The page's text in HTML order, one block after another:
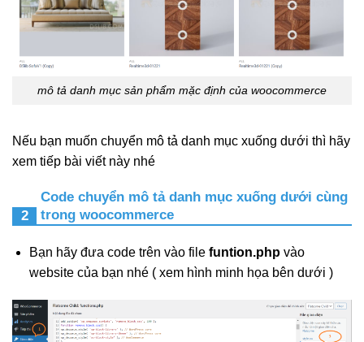
mô tả danh mục sản phẩm mặc định của woocommerce
Nếu bạn muốn chuyển mô tả danh mục xuống dưới thì hãy
xem tiếp bài viết này nhé
Code chuyển mô tả danh mục xuống dưới cùng
trong woocommerce
Bạn hãy đưa code trên vào file funtion.phpvào
website của bạn nhé ( xem hình minh họa bên dưới )